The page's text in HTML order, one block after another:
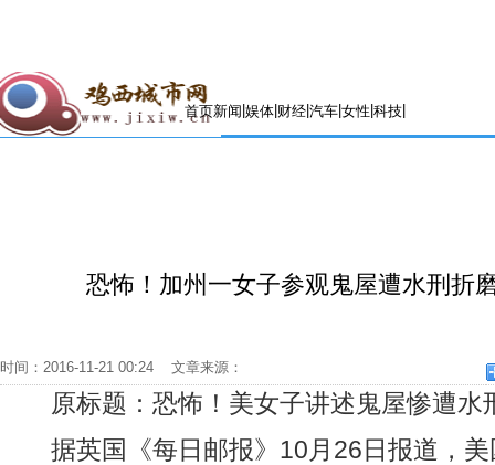
首页新闻 娱体 财经 汽车 女性 科技
恐怖！加州一女子参观鬼屋遭水刑折
时间：2016-11-21 00:24 文章来源：
原标题：恐怖！美女子讲述鬼屋惨遭水
据英国《每日邮报》10月26日报道，美